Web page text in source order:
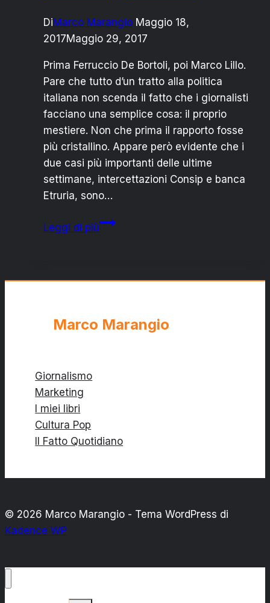
DiMarco Marangio Maggio 18,
2017Maggio 29, 2017
Prima Ferruccio De Bortoli, poi Marco Lillo.
Pare che tutto d’un tratto alla politica
italiana non scenda il fatto che i giornalisti
facciano una semplice cosa: il proprio
mestiere. Non che prima il rapporto fosse
più cristallino. Appare però evidente che i
due casi più importanti delle ultime
settimane, intercettazioni Consip e banca
Etruria, sono…
Leggi di piùRenzusconi
stampa,
Marco Marangio
Giornalismo
Marketing
I miei libri
Cultura Pop
Il Fatto Quotidiano
© 2026 Marco Marangio - Tema WordPress di
Kadence WP